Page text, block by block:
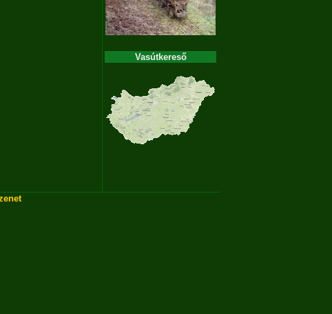
Vasútkereső